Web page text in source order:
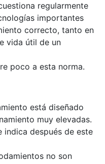
regularmente
importantes
correcto, tanto en
vida útil de un
poco a esta norma.
está diseñado
muy elevadas.
indica después de este
no son